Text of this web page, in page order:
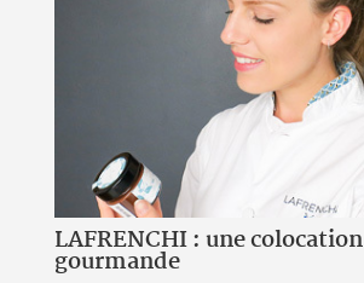
LAFRENCHI : une colocation
gourmande